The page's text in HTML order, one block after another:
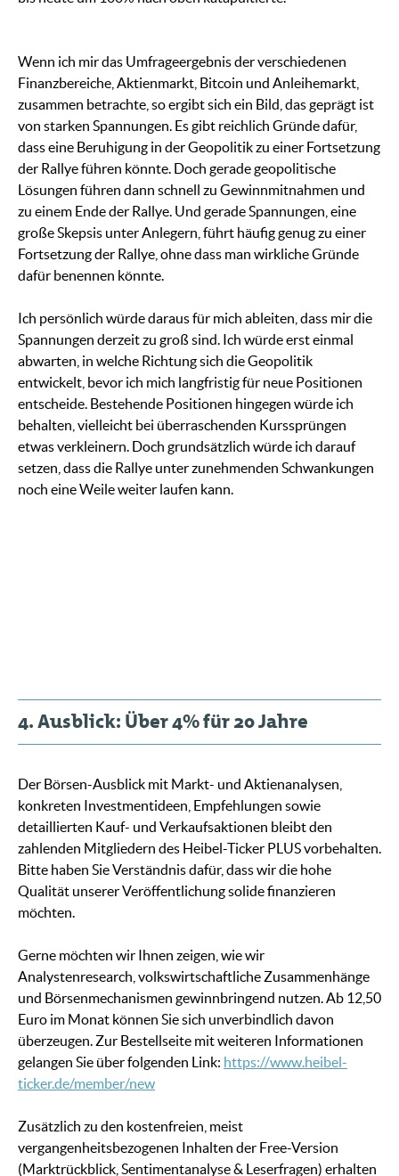
Wenn ich mir das Umfrageergebnis der verschiedenen
Finanzbereiche, Aktienmarkt, Bitcoin und Anleihemarkt,
zusammen betrachte, so ergibt sich ein Bild, das geprägt ist
von starken Spannungen. Es gibt reichlich Gründe dafür,
dass eine Beruhigung in der Geopolitik zu einer Fortsetzung
der Rallye führen könnte. Doch gerade geopolitische
Lösungen führen dann schnell zu Gewinnmitnahmen und
zu einem Ende der Rallye. Und gerade Spannungen, eine
große Skepsis unter Anlegern, führt häufig genug zu einer
Fortsetzung der Rallye, ohne dass man wirkliche Gründe
dafür benennen könnte.
Ich persönlich würde daraus für mich ableiten, dass mir die
Spannungen derzeit zu groß sind. Ich würde erst einmal
abwarten, in welche Richtung sich die Geopolitik
entwickelt, bevor ich mich langfristig für neue Positionen
entscheide. Bestehende Positionen hingegen würde ich
behalten, vielleicht bei überraschenden Kurssprüngen
etwas verkleinern. Doch grundsätzlich würde ich darauf
setzen, dass die Rallye unter zunehmenden Schwankungen
noch eine Weile weiter laufen kann.
4. Ausblick: Über 4% für 20 Jahre
Der Börsen-Ausblick mit Markt- und Aktienanalysen,
konkreten Investmentideen, Empfehlungen sowie
detaillierten Kauf- und Verkaufsaktionen bleibt den
zahlenden Mitgliedern des Heibel-Ticker PLUS vorbehalten.
Bitte haben Sie Verständnis dafür, dass wir die hohe
Qualität unserer Veröffentlichung solide finanzieren
möchten.
Gerne möchten wir Ihnen zeigen, wie wir
Analystenresearch, volkswirtschaftliche Zusammenhänge
und Börsenmechanismen gewinnbringend nutzen. Ab 12,50
Euro im Monat können Sie sich unverbindlich davon
überzeugen. Zur Bestellseite mit weiteren Informationen
gelangen Sie über folgenden Link: https://www.heibel-
ticker.de/member/new
Zusätzlich zu den kostenfreien, meist
vergangenheitsbezogenen Inhalten der Free-Version
(Marktrückblick, Sentimentanalyse & Leserfragen) erhalten